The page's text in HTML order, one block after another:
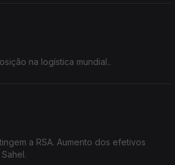
na logística mundial..
a RSA. Aumento dos efetivos